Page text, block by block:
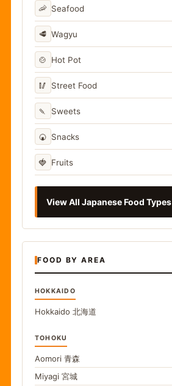
🦐 Seafood
🥩 Wagyu
🍲 Hot Pot
🥢 Street Food
🍡 Sweets
🍘 Snacks
🍓 Fruits
View All Japanese Food Types
FOOD BY AREA
HOKKAIDO
Hokkaido 北海道
TOHOKU
Aomori 青森
Miyagi 宮城